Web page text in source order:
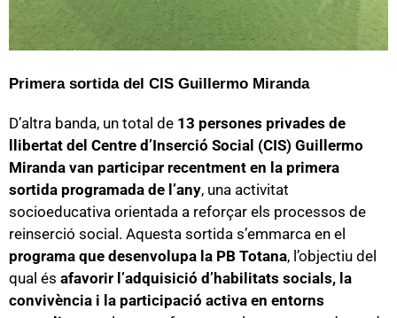
Primera sortida del CIS Guillermo Miranda
D’altra banda, un total de 13 persones privades de
llibertat del Centre d’Inserció Social (CIS) Guillermo
Miranda van participar recentment en la primera
sortida programada de l’any, una activitat
socioeducativa orientada a reforçar els processos de
reinserció social. Aquesta sortida s’emmarca en el
programa que desenvolupa la PB Totana, l’objectiu del
qual és afavorir l’adquisició d’habilitats socials, la
convivència i la participació activa en entorns